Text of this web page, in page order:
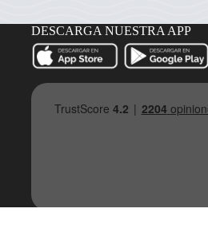
DESCARGA NUESTRA APP